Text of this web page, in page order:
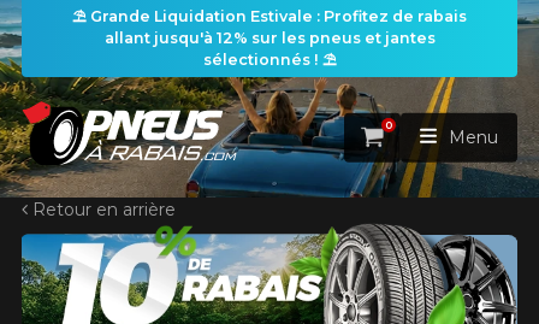
⛱️ Grande Liquidation Estivale : Profitez de rabais
allant jusqu'à 12% sur les pneus et jantes
sélectionnés ! ⛱️
ACCUEIL
PNEUS
Panier
0
Menu
Retour en arrière